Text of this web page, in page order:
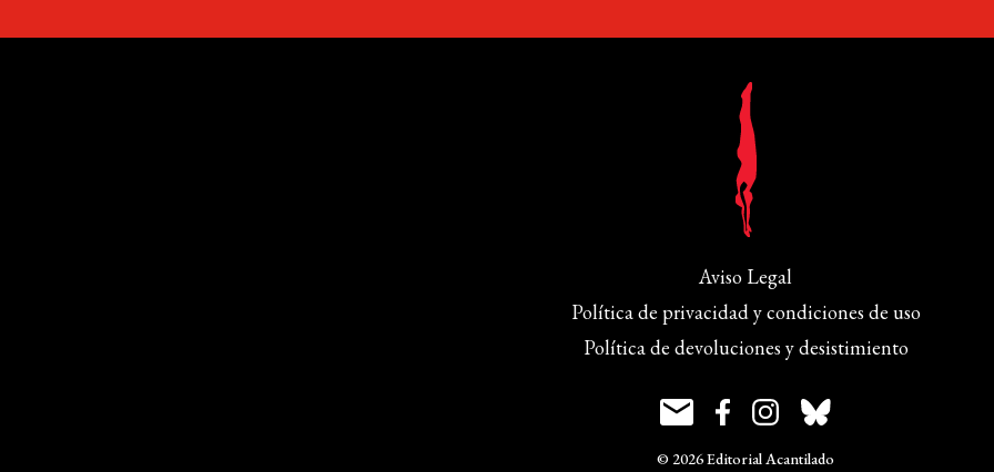
Aviso Legal
Política de privacidad y condiciones de uso
Política de devoluciones y desistimiento
© 2026 Editorial Acantilado